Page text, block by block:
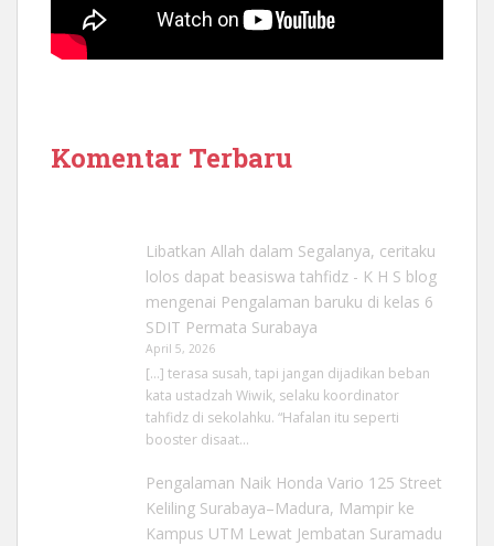
Komentar Terbaru
Libatkan Allah dalam Segalanya, ceritaku
lolos dapat beasiswa tahfidz - K H S blog
mengenai Pengalaman baruku di kelas 6
SDIT Permata Surabaya
April 5, 2026
[…] terasa susah, tapi jangan dijadikan beban
kata ustadzah Wiwik, selaku koordinator
tahfidz di sekolahku. “Hafalan itu seperti
booster disaat…
Pengalaman Naik Honda Vario 125 Street
Keliling Surabaya–Madura, Mampir ke
Kampus UTM Lewat Jembatan Suramadu